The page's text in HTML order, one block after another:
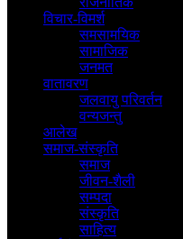
विचार-विमर्श
समसामयिक
सामाजिक
जनमत
वातावरण
जलवायु परिवर्तन
वन्यजन्तु
आलेख
समाज-संस्कृति
समाज
जीवन-शैली
सम्पदा
संस्कृति
साहित्य